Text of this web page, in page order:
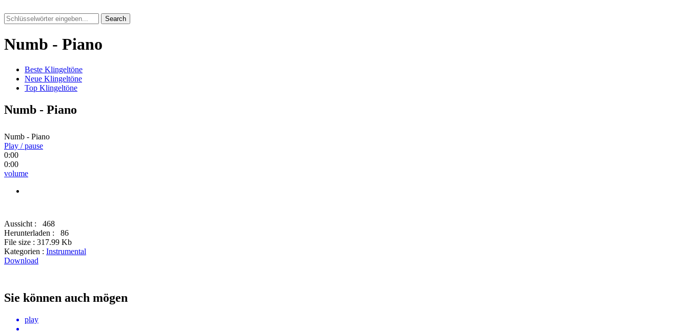
Search
Numb - Piano
Beste Klingeltöne
Neue Klingeltöne
Top Klingeltöne
Numb - Piano
Numb - Piano
Play / pause
0:00
0:00
volume
Aussicht :
468
Herunterladen :
86
File size : 317.99 Kb
Kategorien : Instrumental
Download
Sie können auch mögen
play